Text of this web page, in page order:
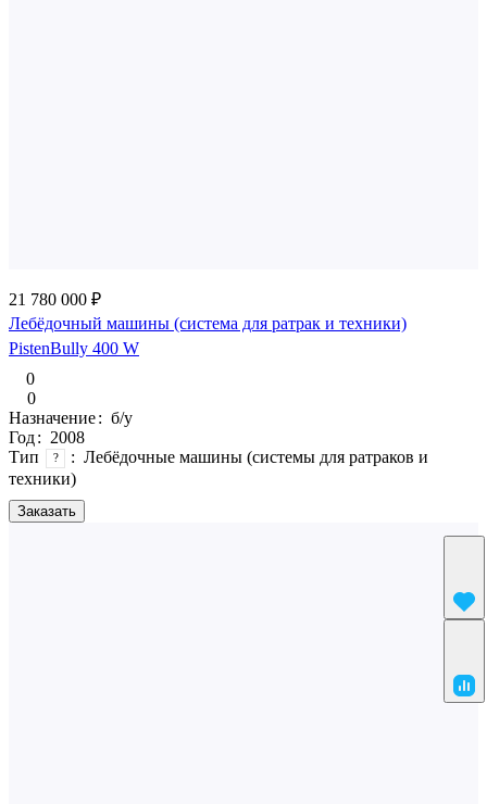
21 780 000 ₽
Лебёдочный машины (система для ратрак и техники)
PistenBully 400 W
0
0
Заказать
Назначение: б/у
Год: 2008
Тип
? : Лебёдочные машины (системы для ратраков и
техники)